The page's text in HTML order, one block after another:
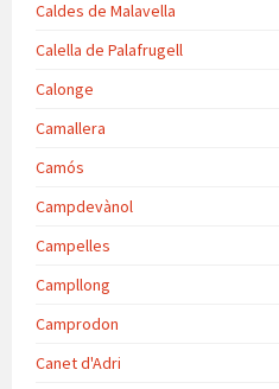
Caldes de Malavella
Calella de Palafrugell
Calonge
Camallera
Camós
Campdevànol
Campelles
Campllong
Camprodon
Canet d'Adri